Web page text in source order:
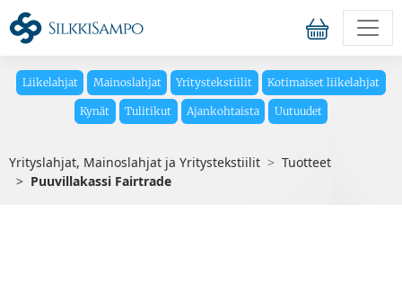
Liikelahjat Mainoslahjat Yritystekstiilit Kotimaiset liikelahjat
Kynät Tulitikut Ajankohtaista Uutuudet
Yrityslahjat, Mainoslahjat ja Yritystekstiilit
Tuotteet
Puuvillakassi Fairtrade